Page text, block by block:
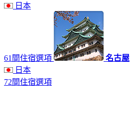
日本
61間住宿選項
名古屋
日本
72間住宿選項